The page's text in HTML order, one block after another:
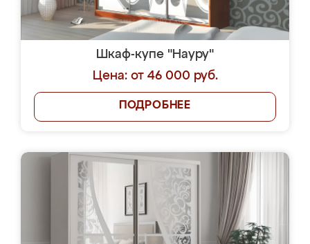
Шкаф-купе "Науру"
Цена: от 46 000 руб.
ПОДРОБНЕЕ